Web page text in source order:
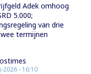
Adek omhoog
5.000;
van drie
termijnen
2026 - 16:10